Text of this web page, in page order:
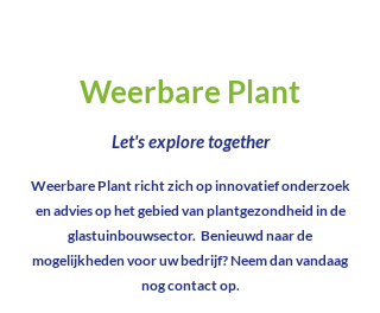
Weerbare Plant
Let's explore together
Weerbare Plant richt zich op innovatief onderzoek
en advies op het gebied van plantgezondheid in de
glastuinbouwsector. Benieuwd naar de
mogelijkheden voor uw bedrijf? Neem dan vandaag
nog contact op.